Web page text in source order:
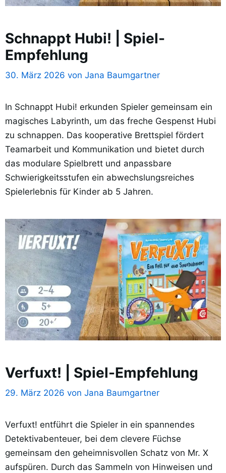
Schnappt Hubi! | Spiel-
Empfehlung
30. März 2026 von Jana Baumgartner
In Schnappt Hubi! erkunden Spieler gemeinsam ein
magisches Labyrinth, um das freche Gespenst Hubi
zu schnappen. Das kooperative Brettspiel fördert
Teamarbeit und Kommunikation und bietet durch
das modulare Spielbrett und anpassbare
Schwierigkeitsstufen ein abwechslungsreiches
Spielerlebnis für Kinder ab 5 Jahren.
Verfuxt! | Spiel-Empfehlung
29. März 2026 von Jana Baumgartner
Verfuxt! entführt die Spieler in ein spannendes
Detektivabenteuer, bei dem clevere Füchse
gemeinsam den geheimnisvollen Schatz von Mr. X
aufspüren. Durch das Sammeln von Hinweisen und